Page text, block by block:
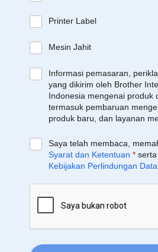
Printer Label
Mesin Jahit
Informasi pemasaran,
yang dikirim oleh Brother
Indonesia mengenai produk
termasuk pembaruan
produk baru, dan layanan
Saya telah membaca,
Syarat dan Ketentuan *
Kebijakan Perlindungan